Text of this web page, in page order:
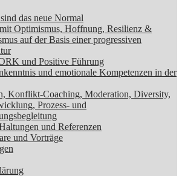
das neue Normal
Optimismus, Hoffnung, Resilienz &
auf der Basis einer progressiven
und Positive Führung
und emotionale Kompetenzen in der
Konflikt-Coaching, Moderation, Diversity,
Prozess- und
und Referenzen
und Vorträge